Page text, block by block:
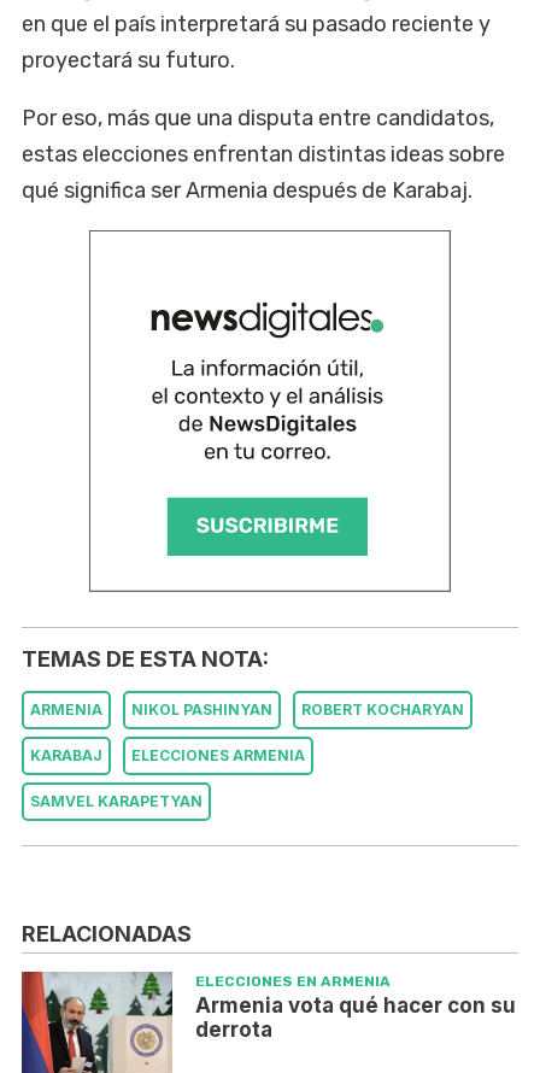
en que el país interpretará su pasado reciente y
proyectará su futuro.
Por eso, más que una disputa entre candidatos,
estas elecciones enfrentan distintas ideas sobre
qué significa ser Armenia después de Karabaj.
TEMAS DE ESTA NOTA:
ARMENIA NIKOL PASHINYAN ROBERT KOCHARYAN
KARABAJ ELECCIONES ARMENIA
SAMVEL KARAPETYAN
RELACIONADAS
ELECCIONES EN ARMENIA
Armenia vota qué hacer con su
derrota